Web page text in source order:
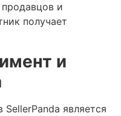
и
получает
и
является